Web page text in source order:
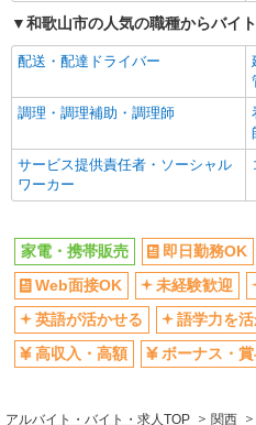
10時～勤務OK
ネイルOK
交通費支給
入社祝い金あり
制服貸与
同じ職種から求人を探す
販売・接
家電・携帯販売
同じ特徴から求人を探す
英語が活かせる
和歌山市の人気の職種からバイ
配送・配達ドライバー
調理・調理補助・調理師
サービス提供責任者・ソーシャル
ワーカー
家電・携帯販売 即日勤務OK
Web面接OK
未経験歓迎
英語が活かせる
語学力を活
高収入・高額
ボーナス・賞
アルバイト・バイト・求人TOP 関西